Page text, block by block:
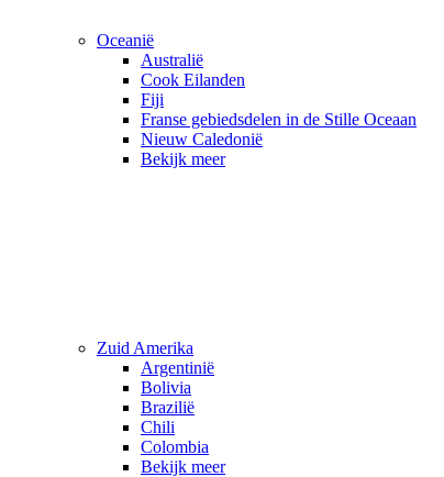
Oceanië
Australië
Cook Eilanden
Fiji
Franse gebiedsdelen in de Stille Oceaan
Nieuw Caledonië
Bekijk meer
Zuid Amerika
Argentinië
Bolivia
Brazilië
Chili
Colombia
Bekijk meer